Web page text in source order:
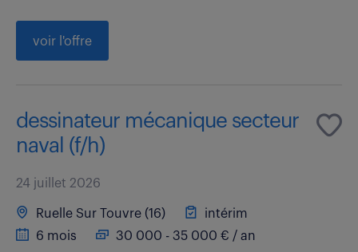
voir l'offre
dessinateur mécanique secteur
naval (f/h)
24 juillet 2026
Ruelle Sur Touvre (16)
intérim
6 mois
30 000 - 35 000 € / an